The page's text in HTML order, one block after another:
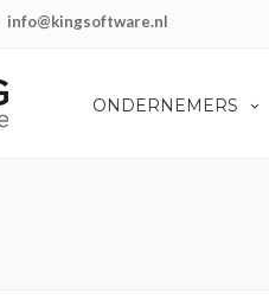
info@kingsoftware.nl
ONDERNEMERS